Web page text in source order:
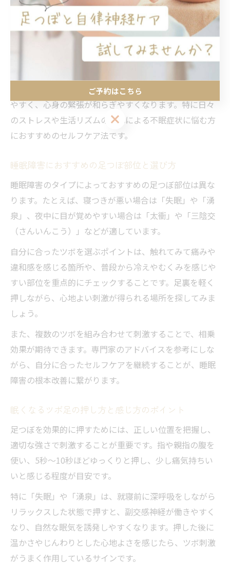
しょう）」などが挙げられます。失眠はかかとの中央に
位置し、眠りに悩む方の間で特に有名なツボです。湧泉
は足裏のほぼ中央で、全身の巡りや疲労回復に役立ち、
太衝は足の甲にありストレス緩和に効果的とされていま
これらのツボを刺激することで副交感神経が優位になり
やすく、心身の緊張が和らぎやすくなります。特に日々
のストレスや生活リズムの乱れによる不眠症状に悩む方
におすすめのセルフケア法です。
睡眠障害におすすめの足つぼ部位と選び方
睡眠障害のタイプによっておすすめの足つぼ部位は異な
ります。たとえば、寝つきが悪い場合は「失眠」や「湧
泉」、夜中に目が覚めやすい場合は「太衝」や「三陰交
（さんいんこう）」などが適しています。
自分に合ったツボを選ぶポイントは、触れてみて痛みや
違和感を感じる箇所や、普段から冷えやむくみを感じや
すい部位を重点的にチェックすることです。足裏を軽く
押しながら、心地よい刺激が得られる場所を探してみま
しょう。
また、複数のツボを組み合わせて刺激することで、相乗
効果が期待できます。専門家のアドバイスを参考にしな
がら、自分に合ったセルフケアを継続することが、睡眠
障害の根本改善に繋がります。
眠くなるツボ足の押し方と感じ方のポイント
足つぼを効果的に押すためには、正しい位置を把握し、
適切な強さで刺激することが重要です。指や親指の腹を
使い、5秒〜10秒ほどゆっくりと押し、少し痛気持ちい
いと感じる程度が目安です。
特に「失眠」や「湧泉」は、就寝前に深呼吸をしながら
リラックスした状態で押すと、副交感神経が働きやすく
なり、自然な眠気を誘発しやすくなります。押した後に
温かさやじんわりとした心地よさを感じたら、ツボ刺激
がうまく作用しているサインです。
ご予約はこちら
ご予約はこちら